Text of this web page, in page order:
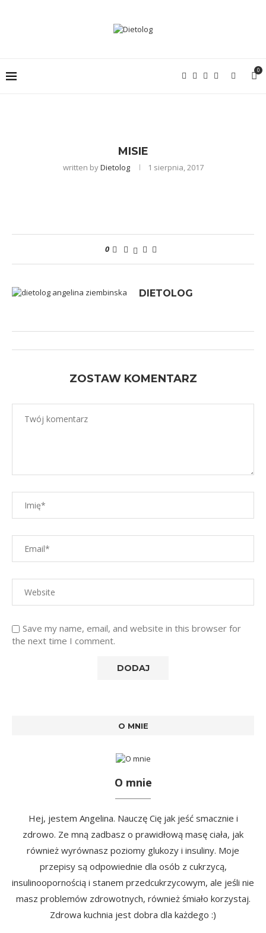
0
MISIE
written byDietolog 1 sierpnia, 2017
0
DIETOLOG
ZOSTAW KOMENTARZ
Save my name, email, and website in this browser for
the next time I comment.
O MNIE
O mnie
Hej, jestem Angelina. Nauczę Cię jak jeść smacznie i
zdrowo. Ze mną zadbasz o prawidłową masę ciała, jak
również wyrównasz poziomy glukozy i insuliny. Moje
przepisy są odpowiednie dla osób z cukrzycą,
insulinoopornością i stanem przedcukrzycowym, ale jeśli nie
masz problemów zdrowotnych, również śmiało korzystaj.
Zdrowa kuchnia jest dobra dla każdego :)